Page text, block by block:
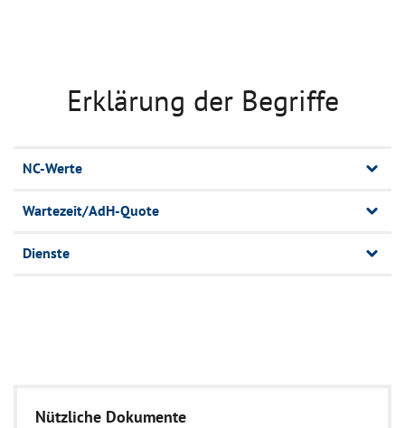
Erklärung der Begriffe
NC-Werte
Wartezeit/AdH-Quote
Dienste
Nützliche Dokumente